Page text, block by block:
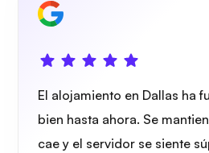
Protector de
El alojamiento en Dallas ha
bien hasta ahora. Se
cae y el servidor se siente